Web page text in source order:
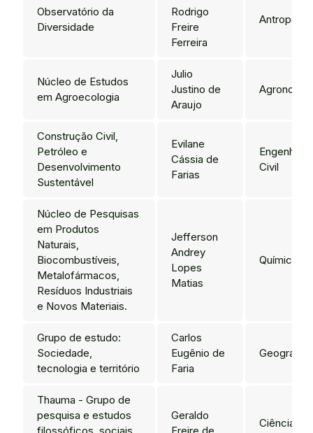
Observatório da
Diversidade
Rodrigo
Freire
Ferreira
Núcleo de Estudos
em Agroecologia
Julio
Justino de
Araujo
Agronomia
Construção Civil,
Petróleo e
Desenvolvimento
Sustentável
Evilane
Cássia de
Farias
Engenharia
Civil
Núcleo de Pesquisas
em Produtos
Naturais,
Biocombustíveis,
Metalofármacos,
Resíduos Industriais
e Novos Materiais.
Jefferson
Andrey
Lopes
Matias
Química
Grupo de estudo:
Sociedade,
tecnologia e território
Carlos
Eugênio de
Faria
Geografia
Thauma - Grupo de
pesquisa e estudos
Geraldo
Ciência